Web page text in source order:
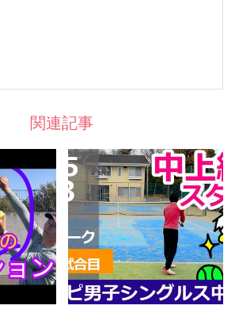
関連記事